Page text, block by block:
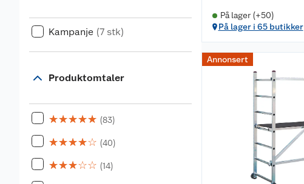
Kampanje (7 stk)
Produktomtaler
☆☆☆☆☆ (83)
☆☆☆☆☆ (40)
☆☆☆☆☆ (14)
På lager (+50)
På lager i 65 butikker
Annonsert